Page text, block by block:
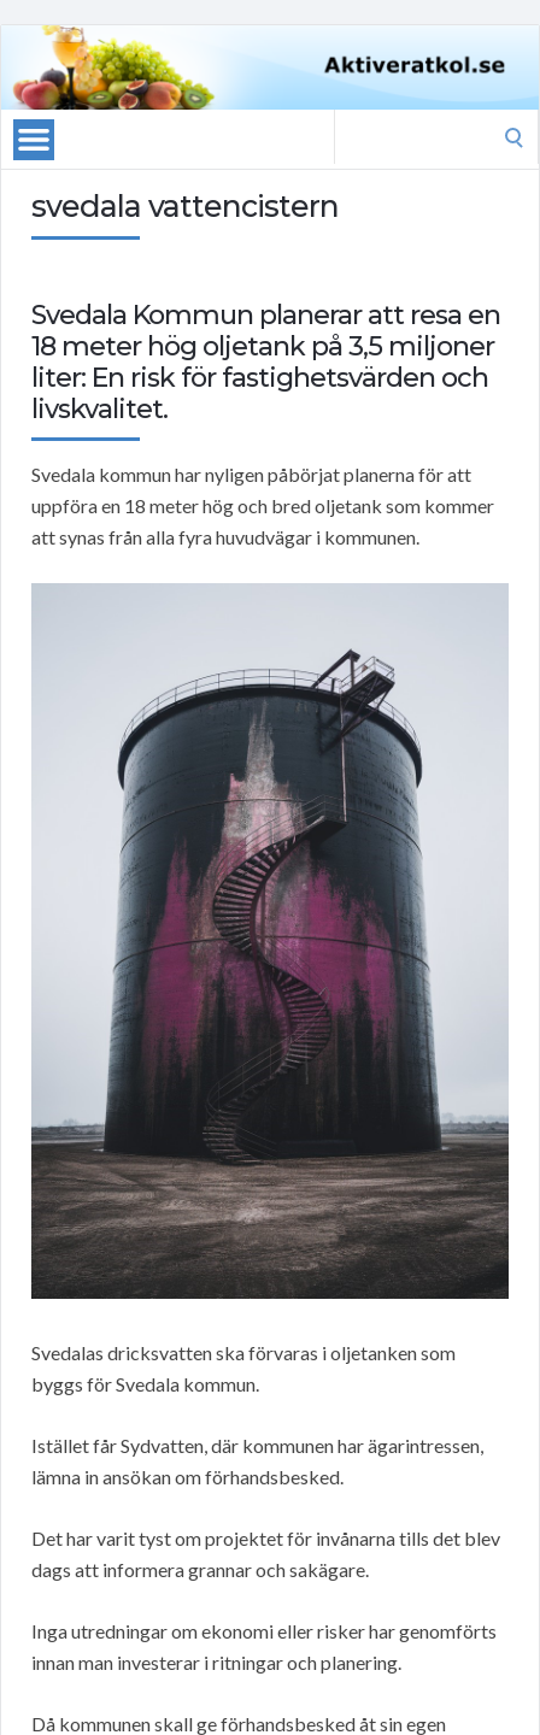
svedala vattencistern
Svedala Kommun planerar att resa en
18 meter hög oljetank på 3,5 miljoner
liter: En risk för fastighetsvärden och
livskvalitet.
Svedala kommun har nyligen påbörjat planerna för att
uppföra en 18 meter hög och bred oljetank som kommer
att synas från alla fyra huvudvägar i kommunen.
Svedalas dricksvatten ska förvaras i oljetanken som
byggs för Svedala kommun.
Istället får Sydvatten, där kommunen har ägarintressen,
lämna in ansökan om förhandsbesked.
Det har varit tyst om projektet för invånarna tills det blev
dags att informera grannar och sakägare.
Inga utredningar om ekonomi eller risker har genomförts
innan man investerar i ritningar och planering.
Då kommunen skall ge förhandsbesked åt sin egen